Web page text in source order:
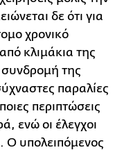
δε ότι για
χρονικό
κλιμάκια της
συνδρομή της
παραλίες
περιπτώσεις
ενώ οι έλεγχοι
Ο υπολειπόμενος